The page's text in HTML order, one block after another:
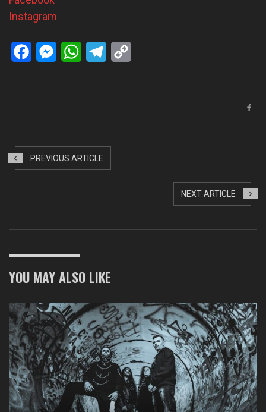
Instagram
FacebookMessengerWhatsAppTelegram
PREVIOUS ARTICLE
NEXT ARTICLE
YOU MAY ALSO LIKE